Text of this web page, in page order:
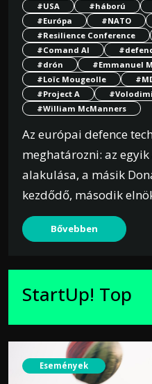
#USA #háború
#Európa
#NATO
#Resilience Conference
#Comand AI
#drón
#Emmanuel
#Loïc Mougeolle
#Project A
#William McManners
Az európai defence
meghatározni: az
alakulása, a másik
kezdődő, második
Bővebben
StartUp! Top
Események